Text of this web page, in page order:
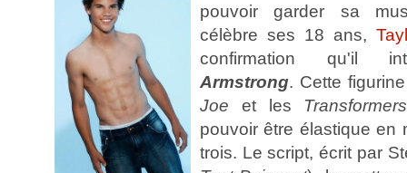
pouvoir garder sa
célèbre ses 18 ans,
confirmation qu'il
Armstrong. Cette
Joe et les Transformers
pouvoir être élastique en
trois. Le script, écrit par